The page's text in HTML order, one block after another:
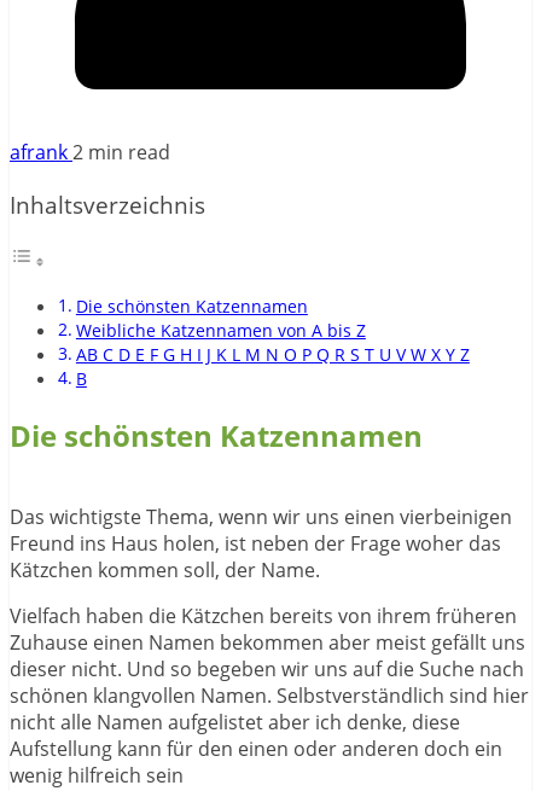
afrank2 min read
Inhaltsverzeichnis
Die schönsten Katzennamen
Weibliche Katzennamen von A bis Z
AB C D E F G H I J K L M N O P Q R S T U V W X Y Z
B
Die schönsten Katzennamen
Das wichtigste Thema, wenn wir uns einen vierbeinigen
Freund ins Haus holen, ist neben der Frage woher das
Kätzchen kommen soll, der Name.
Vielfach haben die Kätzchen bereits von ihrem früheren
Zuhause einen Namen bekommen aber meist gefällt uns
dieser nicht. Und so begeben wir uns auf die Suche nach
schönen klangvollen Namen. Selbstverständlich sind hier
nicht alle Namen aufgelistet aber ich denke, diese
Aufstellung kann für den einen oder anderen doch ein
wenig hilfreich sein